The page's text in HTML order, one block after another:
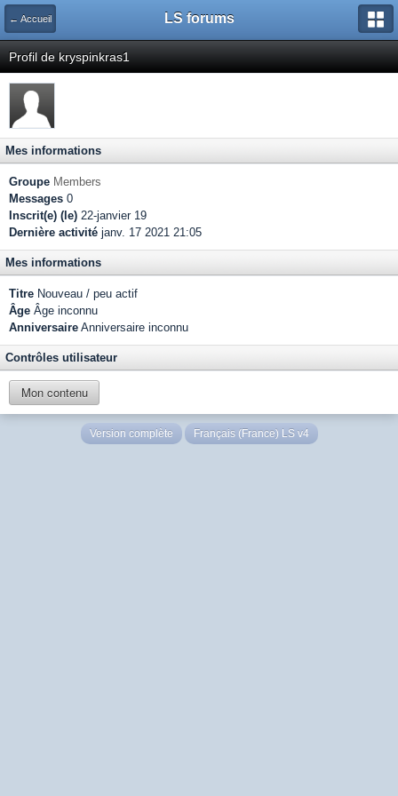
← Accueil LS forums
Profil de kryspinkras1
Mes informations
Groupe Members
Messages 0
Inscrit(e) (le) 22-janvier 19
Dernière activité janv. 17 2021 21:05
Mes informations
Titre Nouveau / peu actif
Âge Âge inconnu
Anniversaire Anniversaire inconnu
Contrôles utilisateur
Mon contenu
Version complète Français (France) LS v4